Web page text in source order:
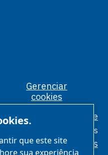
Gerenciar
cookies
Política de Privacidade
Gerais
Padrões Éticos
que este site
sua experiência